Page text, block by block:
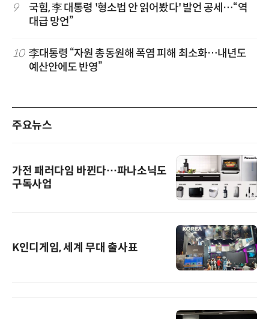
9
국힘, 李 대통령 '형소법 안 읽어봤다' 발언 공세…“역
대급 망언”
10 李대통령 “자원 총동원해 폭염 피해 최소화…내년도
예산안에도 반영”
주요뉴스
가전 패러다임 바뀐다…파나소닉도
구독사업
K인디게임, 세계 무대 출사표